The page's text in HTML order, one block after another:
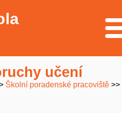
učení
Školní poradenské pracoviště